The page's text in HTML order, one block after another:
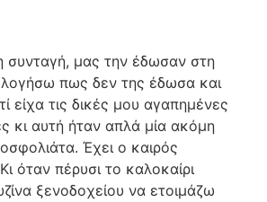
συνταγή, μας την έδωσαν στη
πως δεν της έδωσα και
είχα τις δικές μου αγαπημένες
κι αυτή ήταν απλά μία ακόμη
Έχει ο καιρός
όταν πέρυσι το καλοκαίρι
ξενοδοχείου να ετοιμάζω